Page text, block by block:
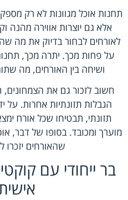
תחנות אוכל מגוונות לא רק
אלא גם יוצרות אווירה מהנה
לאורחים לבחור בדיוק את מה
על פחות מכך. יתרה מכך,
ושיחה בין האורחים, מה
חשוב לזכור גם את
הגבלות תזונתיות אחרות. על
תזונתי, תבטיחו שכל אורח
מוערך ומכובד. בסופו של דבר,
שהאורחים יזכרו
בר ייחודי עם